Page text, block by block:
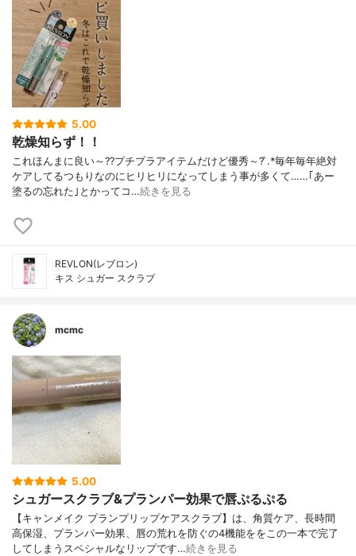
5.00
乾燥知らず！！
これほんまに良い～??プチプラアイテムだけど優秀～? ͛.*毎年毎年絶対
ケアしてるつもりなのにヒリヒリになってしまう事が多くて……｢あー
塗るの忘れた｣とかってコ…続きを見る
REVLON(レブロン)
キス シュガー スクラブ
mcmc
5.00
シュガースクラブ&プランパー効果で唇ぷるぷる
【キャンメイク プランプリップケアスクラブ】は、角質ケア、長時間
高保湿、プランパー効果、唇の荒れを防ぐの4機能ををこの一本で完了
してしまうスペシャルなリップです…続きを見る